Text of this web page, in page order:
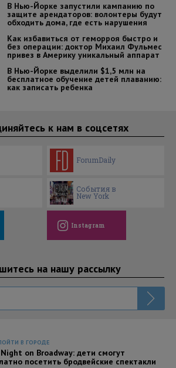
В Нью-Йорке запустили кампанию по
защите арендаторов: волонтеры будут
обходить дома, где есть нарушения
Как избавиться от геморроя быстро и
без операции: доктор Михаил Фульмес
привез в Америку уникальный аппарат
В Нью-Йорке выделили $1,5 млн на
бесплатное обучение детей плаванию:
как записать ребенка
к нам в соцсетях
ForumDaily
События в
New York
Instagram
на нашу рассылку
В ГОРОДЕ
Night on Broadway: дети смогут
посетить бродвейские спектакли